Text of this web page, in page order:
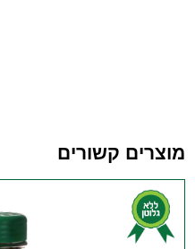
מוצרים קשורים